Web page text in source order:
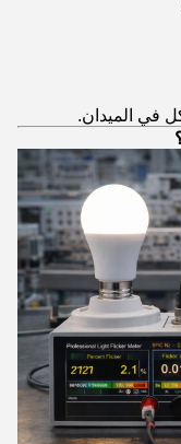
في الميدان.